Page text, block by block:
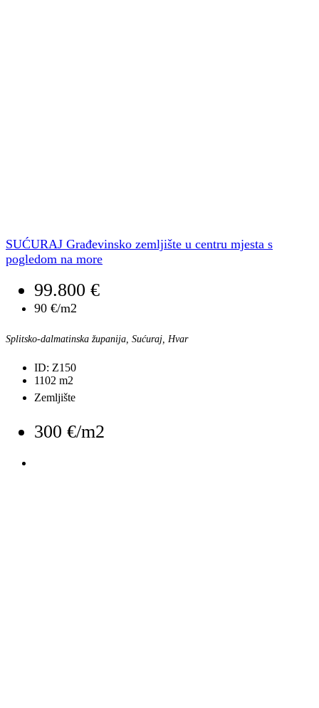
SUĆURAJ Građevinsko zemljište u centru mjesta s
pogledom na more
99.800 €
90 €/m2
Splitsko-dalmatinska županija, Sućuraj, Hvar
ID: Z150
1102 m2
Zemljište
300 €/m2